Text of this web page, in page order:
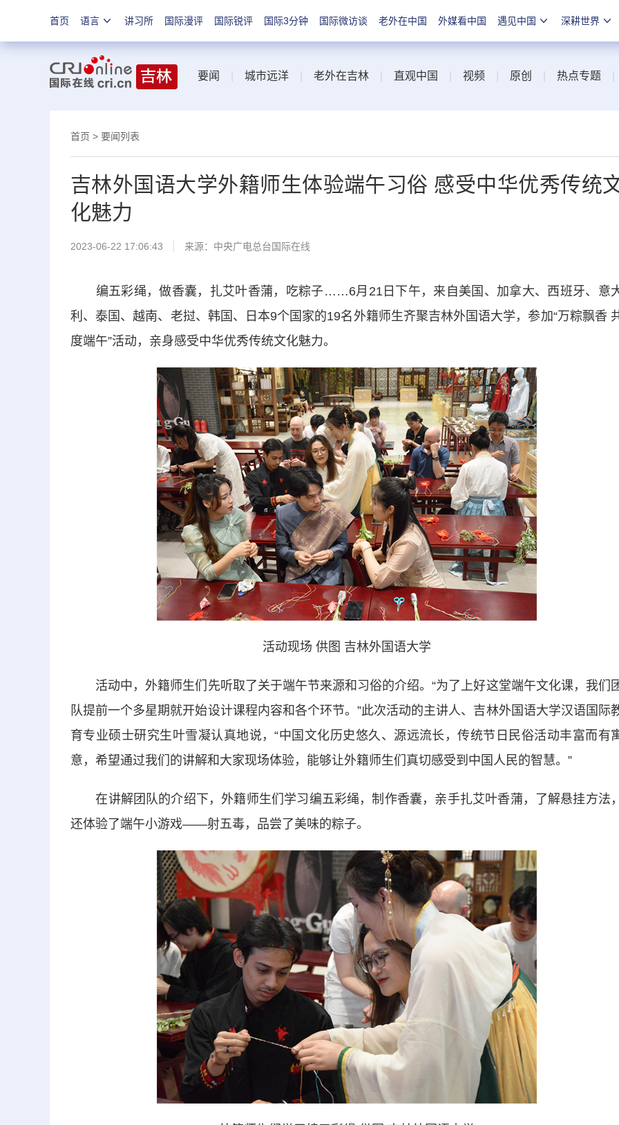
首页 语言 讲习所 国际漫评 国际锐评 国际3分钟 国际微访谈 老外在中国 外媒看中国 遇见中国 深耕世界
要闻 城市远洋 老外在吉林 直观中国 视频 原创 热点专题
首页 > 要闻列表
吉林外国语大学外籍师生体验端午习俗 感受中华优秀传统
化魅力
2023-06-22 17:06:43 来源：中央广电总台国际在线
编五彩绳，做香囊，扎艾叶香蒲，吃粽子……6月21日下午，来自美国、加拿大、西班牙、意
利、泰国、越南、老挝、韩国、日本9个国家的19名外籍师生齐聚吉林外国语大学，参加“万粽飘香
度端午”活动，亲身感受中华优秀传统文化魅力。
活动现场 供图 吉林外国语大学
活动中，外籍师生们先听取了关于端午节来源和习俗的介绍。“为了上好这堂端午文化课，我们
队提前一个多星期就开始设计课程内容和各个环节。”此次活动的主讲人、吉林外国语大学汉语国际
育专业硕士研究生叶雪凝认真地说，“中国文化历史悠久、源远流长，传统节日民俗活动丰富而有
意，希望通过我们的讲解和大家现场体验，能够让外籍师生们真切感受到中国人民的智慧。”
在讲解团队的介绍下，外籍师生们学习编五彩绳，制作香囊，亲手扎艾叶香蒲，了解悬挂方法
还体验了端午小游戏——射五毒，品尝了美味的粽子。